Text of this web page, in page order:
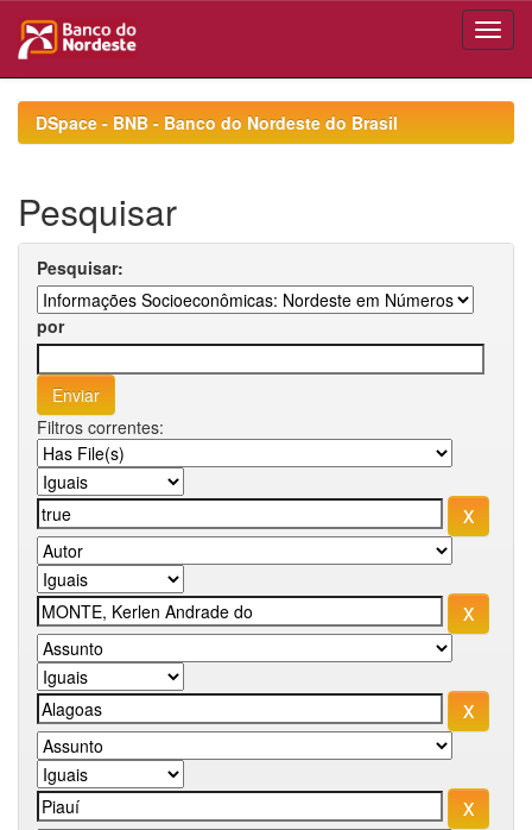
navigationDSpace - BNB - Banco do Nordeste do Brasil
Pesquisar
Pesquisar:
por
Filtros correntes: